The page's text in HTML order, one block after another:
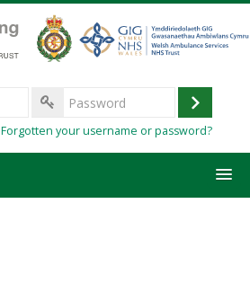
Log
Forgotten your username or password?